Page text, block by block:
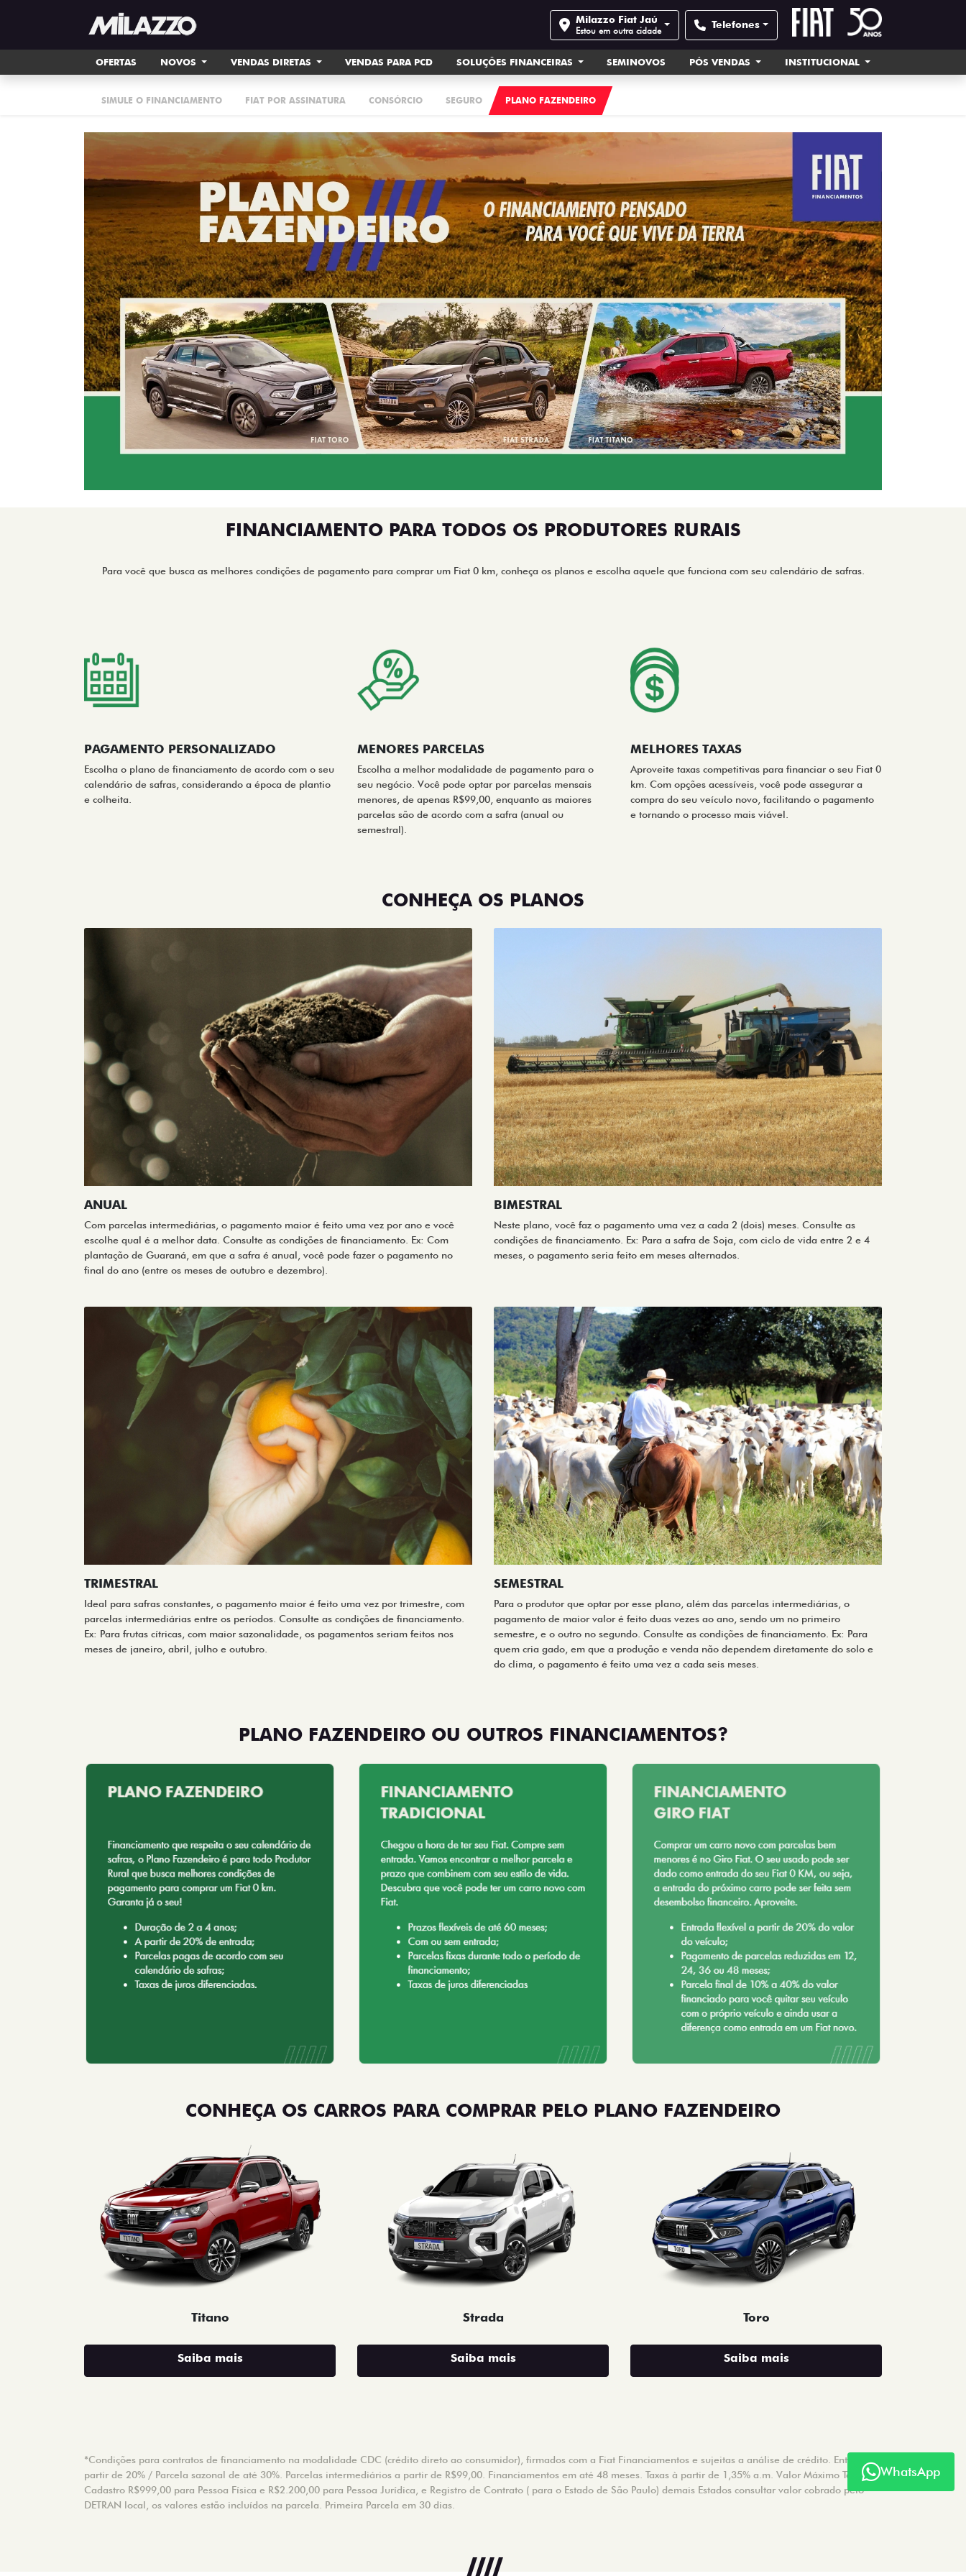
Milazzo Fiat Jaú
Estou em outra cidade Telefones
OFERTAS NOVOS VENDAS DIRETAS VENDAS PARA PCD SOLUÇÕES FINANCEIRAS SEMINOVOS PÓS VENDAS INSTITUCIONAL
SIMULE O FINANCIAMENTO FIAT POR ASSINATURA CONSÓRCIO SEGURO PLANO FAZENDEIRO
FINANCIAMENTO PARA TODOS OS PRODUTORES RURAIS
Para você que busca as melhores condições de pagamento para comprar um Fiat 0 km, conheça os planos e escolha aquele que funciona com seu calendário de safras.
PAGAMENTO PERSONALIZADO
Escolha o plano de financiamento de acordo com o seu
calendário de safras, considerando a época de plantio
e colheita.
MENORES PARCELAS
Escolha a melhor modalidade de pagamento para o
seu negócio. Você pode optar por parcelas mensais
menores, de apenas R$99,00, enquanto as maiores
parcelas são de acordo com a safra (anual ou
semestral).
MELHORES TAXAS
Aproveite taxas competitivas para financiar o seu Fiat 0
km. Com opções acessíveis, você pode assegurar a
compra do seu veículo novo, facilitando o pagamento
e tornando o processo mais viável.
CONHEÇA OS PLANOS
ANUAL
Com parcelas intermediárias, o pagamento maior é feito uma vez por ano e você
escolhe qual é a melhor data. Consulte as condições de financiamento. Ex: Com
plantação de Guaraná, em que a safra é anual, você pode fazer o pagamento no
final do ano (entre os meses de outubro e dezembro).
BIMESTRAL
Neste plano, você faz o pagamento uma vez a cada 2 (dois) meses. Consulte as
condições de financiamento. Ex: Para a safra de Soja, com ciclo de vida entre 2 e 4
meses, o pagamento seria feito em meses alternados.
TRIMESTRAL
Ideal para safras constantes, o pagamento maior é feito uma vez por trimestre, com
parcelas intermediárias entre os períodos. Consulte as condições de financiamento.
Ex: Para frutas cítricas, com maior sazonalidade, os pagamentos seriam feitos nos
meses de janeiro, abril, julho e outubro.
SEMESTRAL
Para o produtor que optar por esse plano, além das parcelas intermediárias, o
pagamento de maior valor é feito duas vezes ao ano, sendo um no primeiro
semestre, e o outro no segundo. Consulte as condições de financiamento. Ex: Para
quem cria gado, em que a produção e venda não dependem diretamente do solo e
do clima, o pagamento é feito uma vez a cada seis meses.
PLANO FAZENDEIRO OU OUTROS FINANCIAMENTOS?
CONHEÇA OS CARROS PARA COMPRAR PELO PLANO FAZENDEIRO
Titano
Saiba mais
Strada
Saiba mais
Toro
Saiba mais
*Condições para contratos de financiamento na modalidade CDC (crédito direto ao consumidor), firmados com a Fiat Financiamentos e sujeitas a análise de crédito. Entrada a
partir de 20% / Parcela sazonal de até 30%. Parcelas intermediários a partir de R$99,00. Financiamentos em até 48 meses. Taxas à partir de 1,35% a.m. Valor Máximo Tarifa de
Cadastro R$999,00 para Pessoa Física e R$2.200,00 para Pessoa Jurídica, e Registro de Contrato ( para o Estado de São Paulo) demais Estados consultar valor cobrado pelo
DETRAN local, os valores estão incluídos na parcela. Primeira Parcela em 30 dias.
WhatsApp